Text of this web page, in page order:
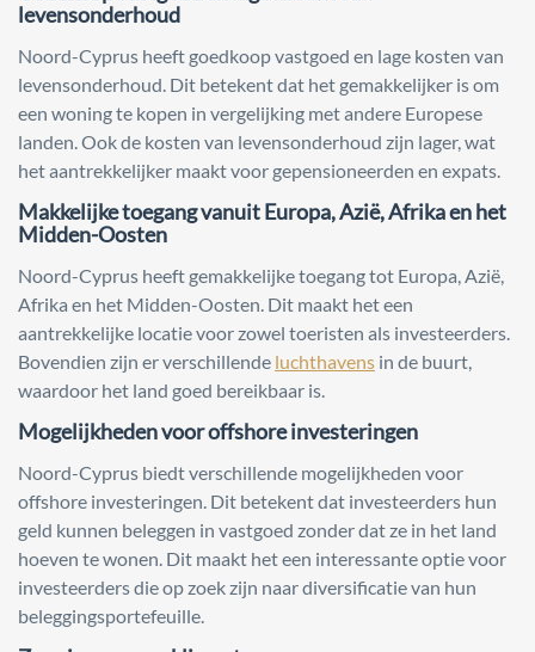
levensonderhoud
Noord-Cyprus heeft goedkoop vastgoed en lage kosten van
levensonderhoud. Dit betekent dat het gemakkelijker is om
een woning te kopen in vergelijking met andere Europese
landen. Ook de kosten van levensonderhoud zijn lager, wat
het aantrekkelijker maakt voor gepensioneerden en expats.
Makkelijke toegang vanuit Europa, Azië, Afrika en het
Midden-Oosten
Noord-Cyprus heeft gemakkelijke toegang tot Europa, Azië,
Afrika en het Midden-Oosten. Dit maakt het een
aantrekkelijke locatie voor zowel toeristen als investeerders.
Bovendien zijn er verschillende luchthavens in de buurt,
waardoor het land goed bereikbaar is.
Mogelijkheden voor offshore investeringen
Noord-Cyprus biedt verschillende mogelijkheden voor
offshore investeringen. Dit betekent dat investeerders hun
geld kunnen beleggen in vastgoed zonder dat ze in het land
hoeven te wonen. Dit maakt het een interessante optie voor
investeerders die op zoek zijn naar diversificatie van hun
beleggingsportefeuille.